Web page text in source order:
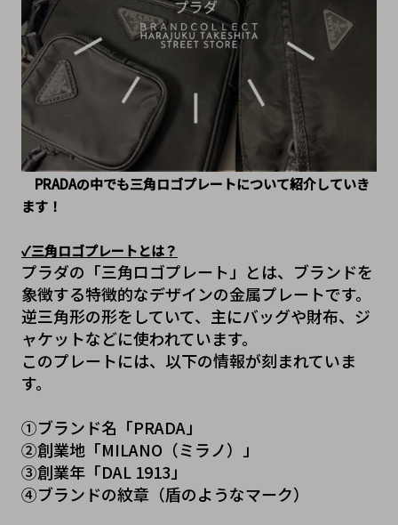
PRADAの中でも三角ロゴプレートについて紹介していき
ます！
✓三角ロゴプレートとは？
プラダの「三角ロゴプレート」とは、ブランドを
象徴する特徴的なデザインの金属プレートです。
逆三角形の形をしていて、主にバッグや財布、ジ
ャケットなどに使われています。
このプレートには、以下の情報が刻まれていま
す。
①ブランド名「PRADA」
②創業地「MILANO（ミラノ）」
③創業年「DAL 1913」
④ブランドの紋章（盾のようなマーク）